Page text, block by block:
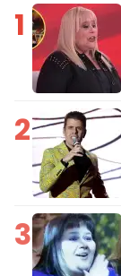
1
2
3